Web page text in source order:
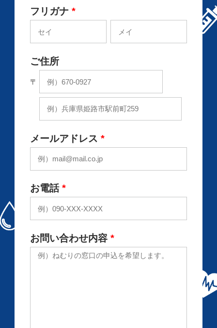
フリガナ *
ご住所
〒
メールアドレス *
お電話 *
お問い合わせ内容 *